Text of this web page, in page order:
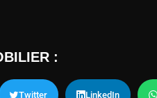
:
Twitter LinkedIn